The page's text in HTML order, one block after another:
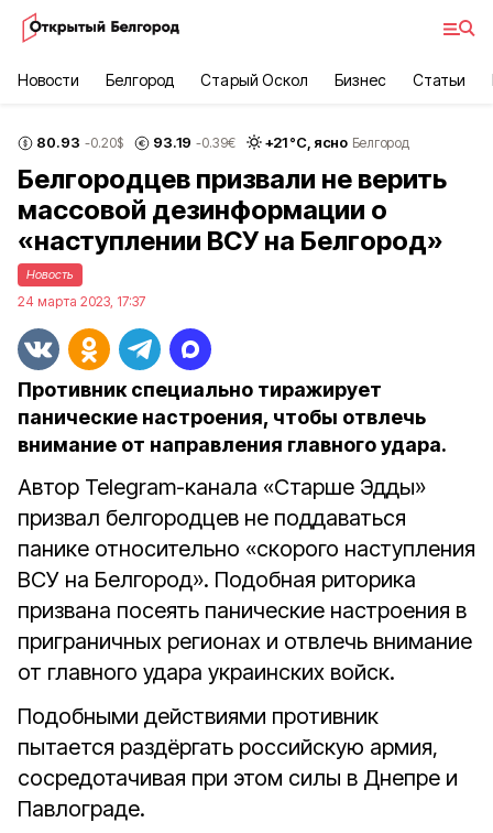
Новости Белгород Старый Оскол Бизнес Статьи
80.93 -0.20$ 93.19 -0.39€ +21°С, ясно Белгород
Белгородцев призвали не верить
массовой дезинформации о
«наступлении ВСУ на Белгород»
Новость
24 марта 2023, 17:37
Противник специально тиражирует
панические настроения, чтобы отвлечь
внимание от направления главного удара.
Автор Telegram-канала «Старше Эдды»
призвал белгородцев не поддаваться
панике относительно «скорого наступления
ВСУ на Белгород». Подобная риторика
призвана посеять панические настроения в
приграничных регионах и отвлечь внимание
от главного удара украинских войск.
Подобными действиями противник
пытается раздёргать российскую армия,
сосредотачивая при этом силы в Днепре и
Павлограде.